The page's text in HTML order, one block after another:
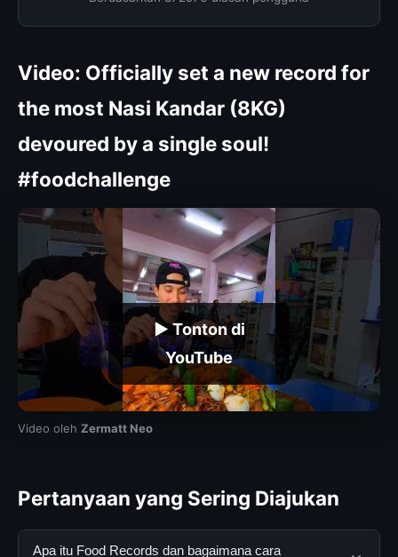
Video: Officially set a new record for
the most Nasi Kandar (8KG)
devoured by a single soul!
#foodchallenge
▶ Tonton di
YouTube
Video oleh Zermatt Neo
Pertanyaan yang Sering Diajukan
Apa itu Food Records dan bagaimana cara